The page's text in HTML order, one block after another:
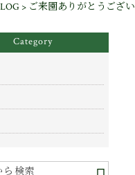
> ご来園ありがとうござ
Category